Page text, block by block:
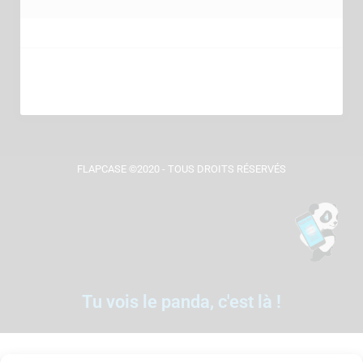
FLAPCASE ©2020 - TOUS DROITS RÉSERVÉS
Tu vois le panda, c'est là !